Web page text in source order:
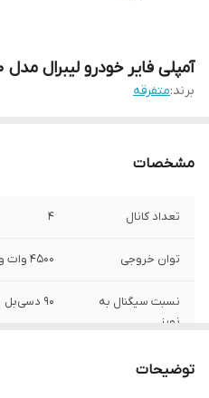
آمپلی فایر خودرو لیبرال مدل LI-7760
برند:متفرقه
مشخصات
تعداد کانال 4
توان خروجی 4500 وات وات
نسبت سیگنال به
نویز
90 دسی‌بل
وزن
توضیحات